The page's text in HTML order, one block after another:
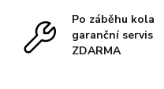
Po záběhu kola
garanční servis
ZDARMA